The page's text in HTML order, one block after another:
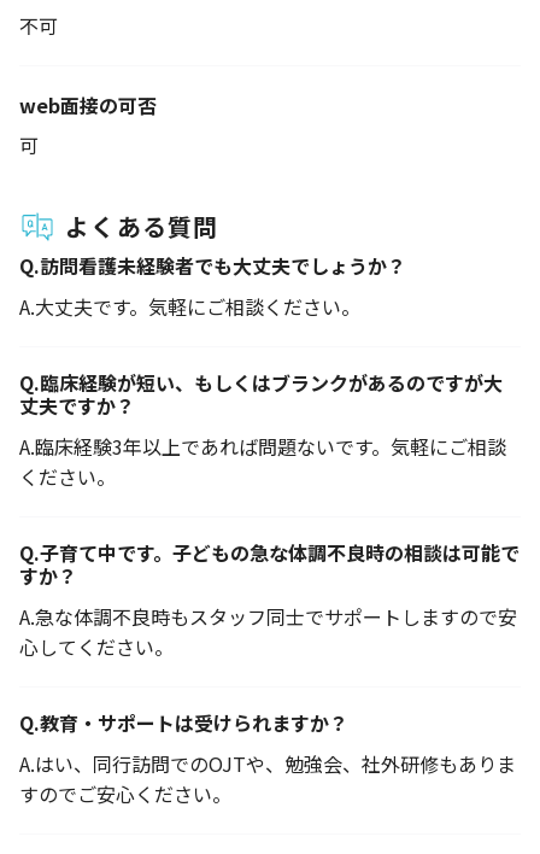
不可
web面接の可否
可
よくある質問
Q.訪問看護未経験者でも大丈夫でしょうか？
A.大丈夫です。気軽にご相談ください。
Q.臨床経験が短い、もしくはブランクがあるのですが大
丈夫ですか？
A.臨床経験3年以上であれば問題ないです。気軽にご相談
ください。
Q.子育て中です。子どもの急な体調不良時の相談は可能で
すか？
A.急な体調不良時もスタッフ同士でサポートしますので安
心してください。
Q.教育・サポートは受けられますか？
A.はい、同行訪問でのOJTや、勉強会、社外研修もありま
すのでご安心ください。